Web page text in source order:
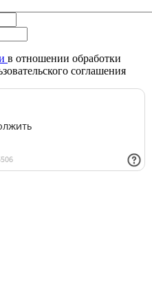
в отношении обработки
соглашения